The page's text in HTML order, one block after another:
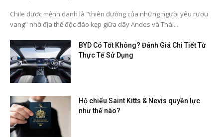
Chile được mệnh danh là "thiên đường của những người yêu rượu
vang" nhờ địa thế độc đáo kẹp giữa dãy Andes và Thái...
BYD Có Tốt Không? Đánh Giá Chi Tiết Từ
Thực Tế Sử Dụng
Hộ chiếu Saint Kitts & Nevis quyền lực
như thế nào?